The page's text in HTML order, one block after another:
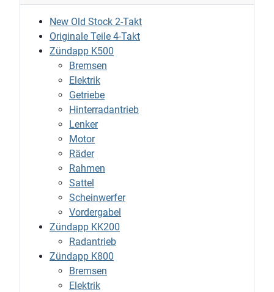
New Old Stock 2-Takt
Originale Teile 4-Takt
Zündapp K500
Bremsen
Elektrik
Getriebe
Hinterradantrieb
Lenker
Motor
Räder
Rahmen
Sattel
Scheinwerfer
Vordergabel
Zündapp KK200
Radantrieb
Zündapp K800
Bremsen
Elektrik